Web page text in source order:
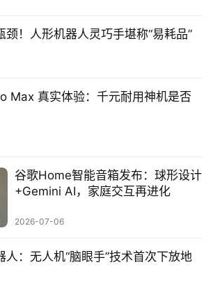
颈！人形机器人灵巧手堪称“易耗品”
Max 真实体验：千元耐用神机是否
谷歌Home智能音箱发布：球形设计
+Gemini AI，家庭交互再进化
2026-07-06
人：无人机“脑眼手”技术首次下放地